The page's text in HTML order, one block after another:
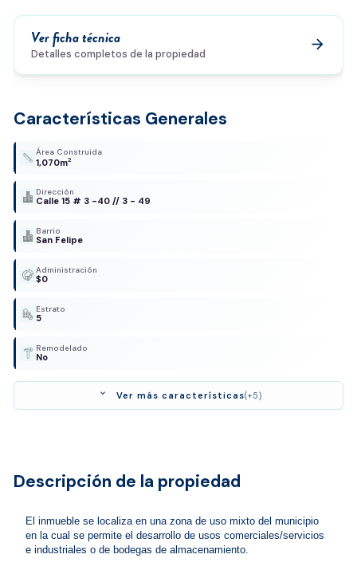
Ver ficha técnica
Detalles completos de la propiedad
arrow_forward
Características Generales
Área Construida
1,070m2
Dirección
Calle 15 # 3 -40 // 3 - 49
Barrio
San Felipe
Administración
$0
Estrato
5
Remodelado
No
expand_more Ver más características(+5)
Descripción de la propiedad
El inmueble se localiza en una zona de uso mixto del municipio
en la cual se permite el desarrollo de usos comerciales/servicios
e industriales o de bodegas de almacenamiento.